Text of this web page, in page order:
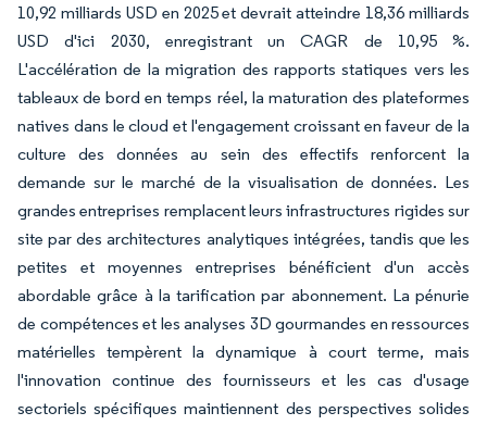
10,92 milliards USD en 2025 et devrait atteindre 18,36 milliards
USD d'ici 2030, enregistrant un CAGR de 10,95 %.
L'accélération de la migration des rapports statiques vers les
tableaux de bord en temps réel, la maturation des plateformes
natives dans le cloud et l'engagement croissant en faveur de la
culture des données au sein des effectifs renforcent la
demande sur le marché de la visualisation de données. Les
grandes entreprises remplacent leurs infrastructures rigides sur
site par des architectures analytiques intégrées, tandis que les
petites et moyennes entreprises bénéficient d'un accès
abordable grâce à la tarification par abonnement. La pénurie
de compétences et les analyses 3D gourmandes en ressources
matérielles tempèrent la dynamique à court terme, mais
l'innovation continue des fournisseurs et les cas d'usage
sectoriels spécifiques maintiennent des perspectives solides